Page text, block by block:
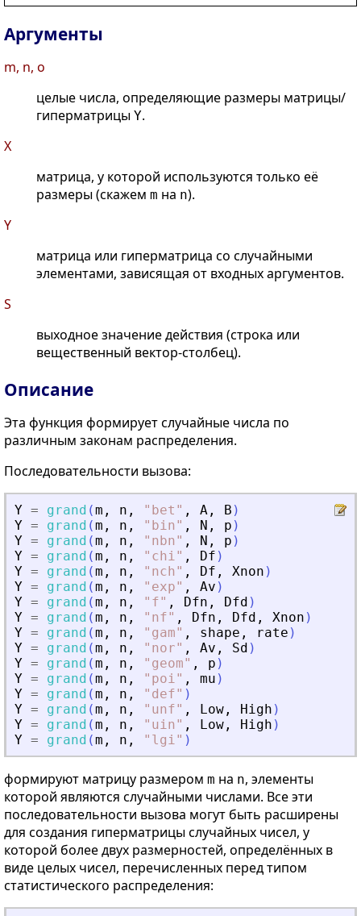
Аргументы
m, n, o
целые числа, определяющие размеры матрицы/
гиперматрицы Y.
X
матрица, у которой используются только её
размеры (скажем m на n).
Y
матрица или гиперматрица со случайными
элементами, зависящая от входных аргументов.
S
выходное значение действия (строка или
вещественный вектор-столбец).
Описание
Эта функция формирует случайные числа по
различным законам распределения.
Последовательности вызова:
Y = grand (m , n , " bet " , A , B )
Y = grand (m , n , " bin" , N , p )
Y = grand (m , n , " nbn" , N , p )
Y = grand (m , n , " chi" , Df )
Y = grand (m , n , " nch" , Df , Xnon )
Y = grand (m , n , " exp" , Av )
Y = grand (m , n , " f" , Dfn , Dfd )
Y = grand (m , n , " nf" , Dfn , Dfd , Xnon )
Y = grand (m , n , " gam" , shape , rate )
Y = grand (m , n , " nor" , Av , Sd )
Y = grand (m , n , " geom" , p )
Y = grand (m , n , " poi" , mu )
Y = grand (m , n , " def" )
Y = grand (m , n , " unf" , Low , High )
Y = grand (m , n , " uin" , Low , High )
Y = grand (m , n , " lgi" )
формируют матрицу размером m на n, элементы
которой являются случайными числами. Все эти
последовательности вызова могут быть расширены
для создания гиперматрицы случайных чисел, у
которой более двух размерностей, определённых в
виде целых чисел, перечисленных перед типом
статистического распределения: